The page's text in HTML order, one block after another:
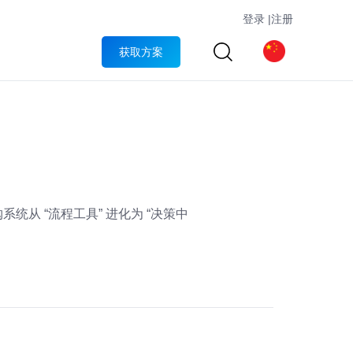
登录 |注册
获取方案
统从 “流程工具” 进化为 “决策中